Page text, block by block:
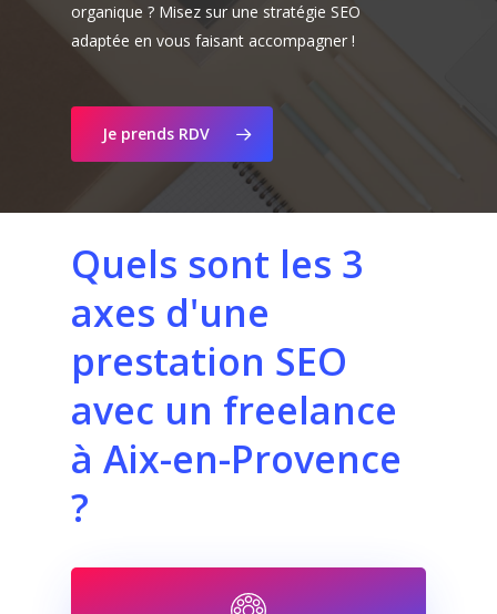
organique ? Misez sur une stratégie SEO
adaptée en vous faisant accompagner !
Je prends RDV
Quels sont les 3
axes d'une
prestation SEO
avec un freelance
à Aix-en-Provence
?